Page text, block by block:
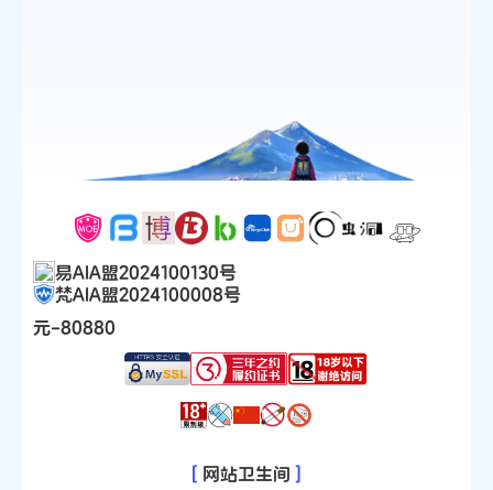
易AIA盟2024100130号
梵AIA盟2024100008号
元-80880
[ 网站卫生间 ]